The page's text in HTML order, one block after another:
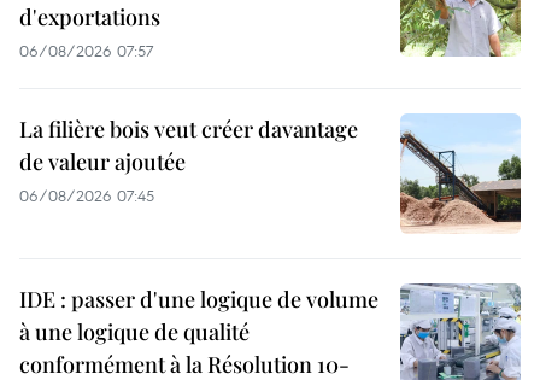
d'exportations
06/08/2026 07:57
La filière bois veut créer davantage
de valeur ajoutée
06/08/2026 07:45
IDE : passer d'une logique de volume
à une logique de qualité
conformément à la Résolution 10-